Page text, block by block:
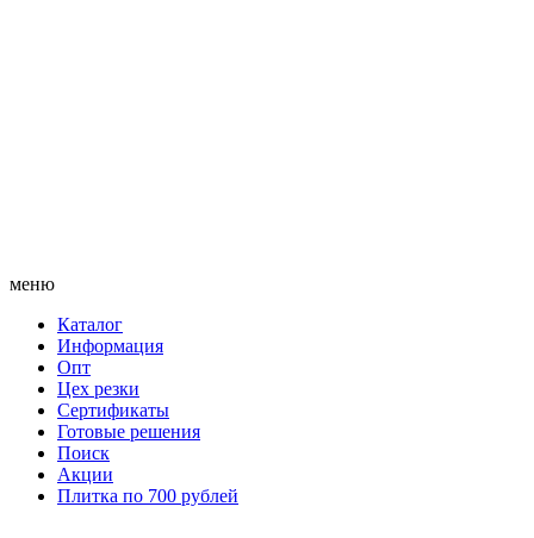
меню
Каталог
Информация
Опт
Цех резки
Сертификаты
Готовые решения
Поиск
Акции
Плитка по 700 рублей